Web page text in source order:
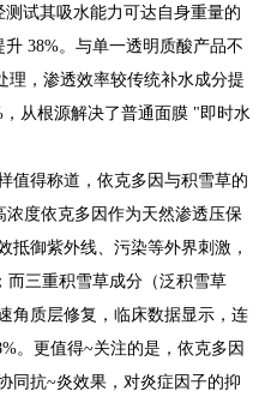
试其吸水能力可达自身重量的
38%。与单一透明质酸产品不
理，渗透效率较传统补水成分提
从根源解决了普通面膜 "即时水
值得称道，依克多因与积雪草的
度依克多因作为天然渗透压保
抵御紫外线、污染等外界刺激，
而三重积雪草成分（泛积雪草
角质层修复，临床数据显示，连
。更值得~关注的是，依克多因
同抗~炎效果，对炎症因子的抑